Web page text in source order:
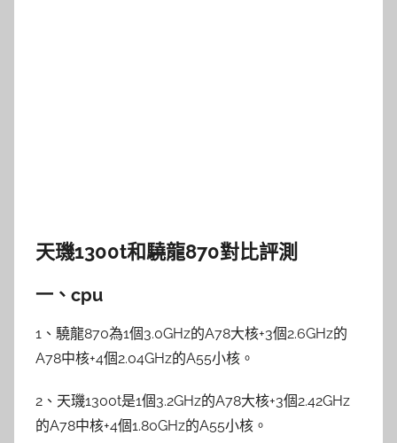
天璣1300t和驍龍870對比評測
一、cpu
1、驍龍870為1個3.0GHz的A78大核+3個2.6GHz的
A78中核+4個2.04GHz的A55小核。
2、天璣1300t是1個3.2GHz的A78大核+3個2.42GHz
的A78中核+4個1.80GHz的A55小核。